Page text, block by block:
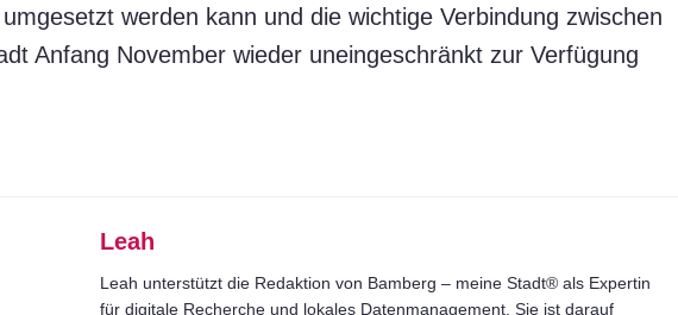
werden kann und die wichtige Verbindung zwischen
Anfang November wieder uneingeschränkt zur Verfügung
Leah
Leah unterstützt die Redaktion von Bamberg – meine Stadt® als Expertin
für digitale Recherche und lokales Datenmanagement. Sie ist darauf